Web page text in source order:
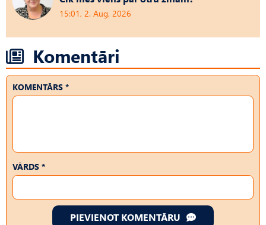
15:01, 2. Aug, 2026
Komentāri
KOMENTĀRS *
VĀRDS *
PIEVIENOT KOMENTĀRU